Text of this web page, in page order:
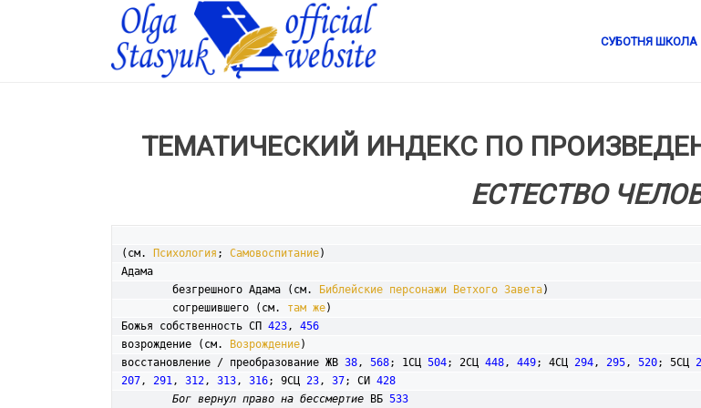
СУБОТНЯ ШКОЛА
ТЕМАТИЧЕСКИЙ ИНДЕКС ПО
ЕСТЕСТВО
(см. Психология ; Самовоспитание)
Адама
	безгрешного Адама (см.
Библейские персонажи Ветхого Завета)
	согрешившего (см.
там же)
Божья собственность СП 423, 456
возрождение (см.
Возрождение
восстановление / преобразование ЖВ 38, 568; 1СЦ 504; 2СЦ 448, 449; 4СЦ 294, 295, 520; 5СЦ
207, 291, 312, 313, 316; 9СЦ 23, 37; СИ 428
Бог вернул право на бессмертие ВБ 533